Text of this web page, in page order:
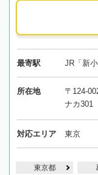
最寄駅 JR「新
所在地
〒124-
ナカ301
対応エリア 東京
東京都